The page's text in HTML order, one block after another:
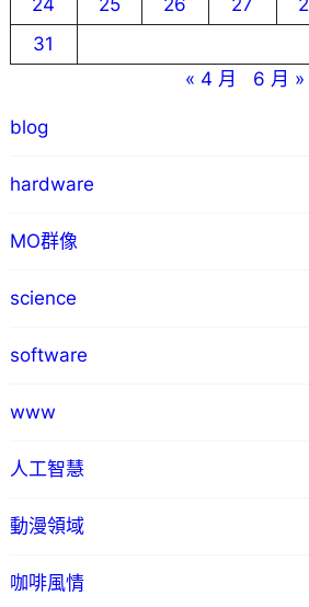
24
25 26 27
31
« 4 月
6 月 »
blog
hardware
MO群像
science
software
www
人工智慧
動漫領域
咖啡風情